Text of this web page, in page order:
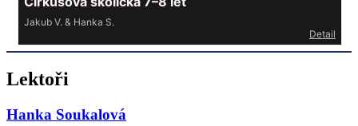
Lektoři
Hanka Soukalová